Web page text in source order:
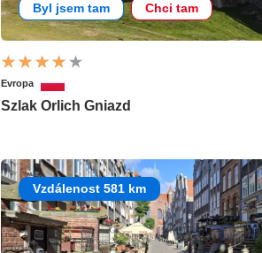
Byl jsem tam Chci tam
Evropa
Szlak Orlich Gniazd
Vzdálenost 581 km